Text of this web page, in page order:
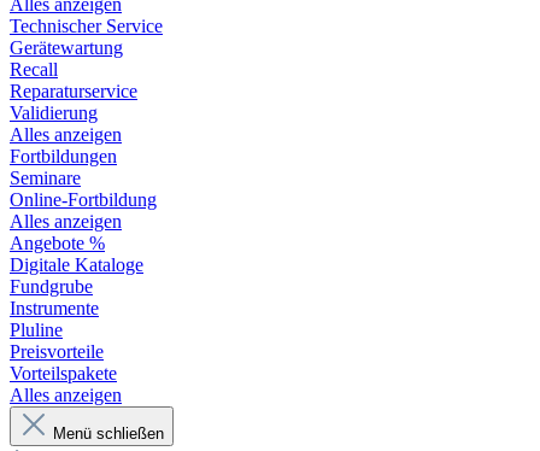
Alles anzeigen
Technischer Service
Gerätewartung
Recall
Reparaturservice
Validierung
Alles anzeigen
Fortbildungen
Seminare
Online-Fortbildung
Alles anzeigen
Angebote %
Digitale Kataloge
Fundgrube
Instrumente
Pluline
Preisvorteile
Vorteilspakete
Alles anzeigen
Menü schließen